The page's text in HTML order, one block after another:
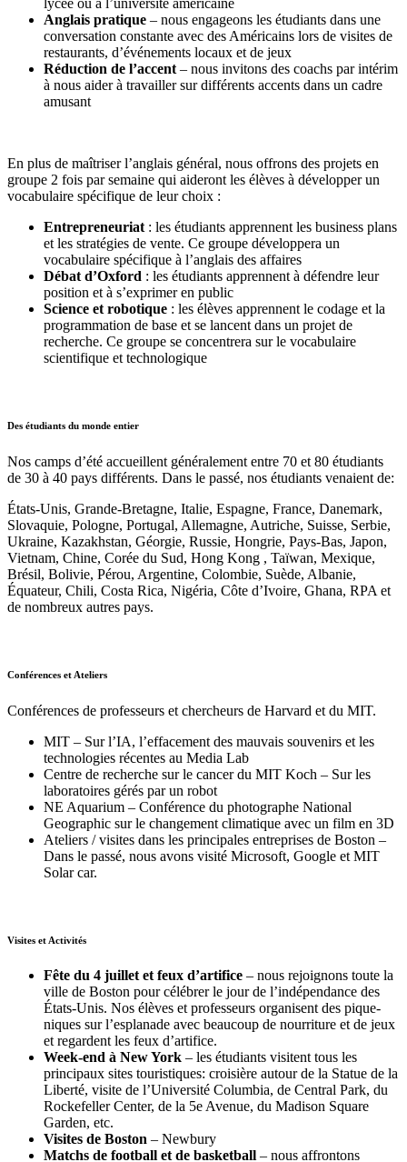
Anglais pratique – nous engageons les étudiants dans une
conversation constante avec des Américains lors de visites de
restaurants, d’événements locaux et de jeux
Réduction de l’accent – nous invitons des coachs par intérim
à nous aider à travailler sur différents accents dans un cadre
amusant
En plus de maîtriser l’anglais général, nous offrons des projets en
groupe 2 fois par semaine qui aideront les élèves à développer un
vocabulaire spécifique de leur choix :
Entrepreneuriat : les étudiants apprennent les business plans
et les stratégies de vente. Ce groupe développera un
vocabulaire spécifique à l’anglais des affaires
Débat d’Oxford : les étudiants apprennent à défendre leur
position et à s’exprimer en public
Science et robotique : les élèves apprennent le codage et la
programmation de base et se lancent dans un projet de
recherche. Ce groupe se concentrera sur le vocabulaire
scientifique et technologique
Des étudiants du monde entier
Nos camps d’été accueillent généralement entre 70 et 80 étudiants
de 30 à 40 pays différents. Dans le passé, nos étudiants venaient de:
États-Unis, Grande-Bretagne, Italie, Espagne, France, Danemark,
Slovaquie, Pologne, Portugal, Allemagne, Autriche, Suisse, Serbie,
Ukraine, Kazakhstan, Géorgie, Russie, Hongrie, Pays-Bas, Japon,
Vietnam, Chine, Corée du Sud, Hong Kong , Taïwan, Mexique,
Brésil, Bolivie, Pérou, Argentine, Colombie, Suède, Albanie,
Équateur, Chili, Costa Rica, Nigéria, Côte d’Ivoire, Ghana, RPA et
de nombreux autres pays.
Conférences et Ateliers
Conférences de professeurs et chercheurs de Harvard et du MIT.
MIT – Sur l’IA, l’effacement des mauvais souvenirs et les
technologies récentes au Media Lab
Centre de recherche sur le cancer du MIT Koch – Sur les
laboratoires gérés par un robot
NE Aquarium – Conférence du photographe National
Geographic sur le changement climatique avec un film en 3D
Ateliers / visites dans les principales entreprises de Boston –
Dans le passé, nous avons visité Microsoft, Google et MIT
Solar car.
Visites et Activités
Fête du 4 juillet et feux d’artifice – nous rejoignons toute la
ville de Boston pour célébrer le jour de l’indépendance des
États-Unis. Nos élèves et professeurs organisent des pique-
niques sur l’esplanade avec beaucoup de nourriture et de jeux
et regardent les feux d’artifice.
Week-end à New York – les étudiants visitent tous les
principaux sites touristiques: croisière autour de la Statue de la
Liberté, visite de l’Université Columbia, de Central Park, du
Rockefeller Center, de la 5e Avenue, du Madison Square
Garden, etc.
Visites de Boston – Newbury
Matchs de football et de basketball – nous affrontons